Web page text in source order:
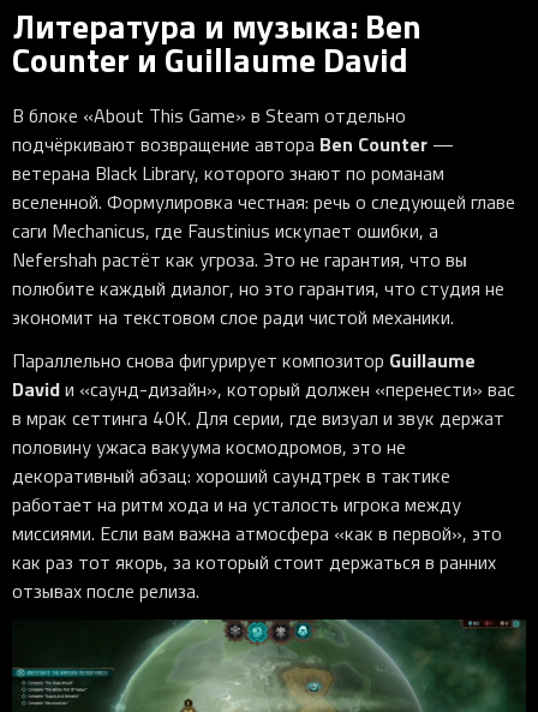
Литература и музыка: Ben
Counter и Guillaume David
В блоке «About This Game» в Steam отдельно
подчёркивают возвращение автора Ben Counter —
ветерана Black Library, которого знают по романам
вселенной. Формулировка честная: речь о следующей главе
саги Mechanicus, где Faustinius искупает ошибки, а
Nefershah растёт как угроза. Это не гарантия, что вы
полюбите каждый диалог, но это гарантия, что студия не
экономит на текстовом слое ради чистой механики.
Параллельно снова фигурирует композитор Guillaume
Davidи «саунд-дизайн», который должен «перенести» вас
в мрак сеттинга 40K. Для серии, где визуал и звук держат
половину ужаса вакуума космодромов, это не
декоративный абзац: хороший саундтрек в тактике
работает на ритм хода и на усталость игрока между
миссиями. Если вам важна атмосфера «как в первой», это
как раз тот якорь, за который стоит держаться в ранних
отзывах после релиза.